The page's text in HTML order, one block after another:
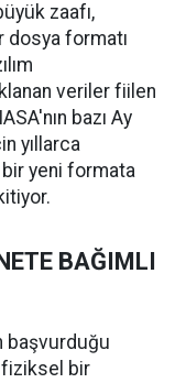
zaafı,
dosya formatı
veriler fiilen
bazı Ay
yıllarca
yeni formata
BAĞIMLI
başvurduğu
fiziksel bir